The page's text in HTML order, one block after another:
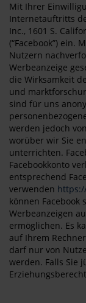
Mit Ihrer
Internetauftritts
Inc., 1601 S.
(“Facebook”) ein.
Nutzern
Werbeanzeige
die Wirksamkeit
und
sind für uns
werden jedoch
worüber wir Sie
unterrichten.
Facebookkonto
entsprechend
verwenden
können Facebook
Werbeanzeigen
ermöglichen. Es
auf Ihrem
darf nur von
werden. Falls Sie